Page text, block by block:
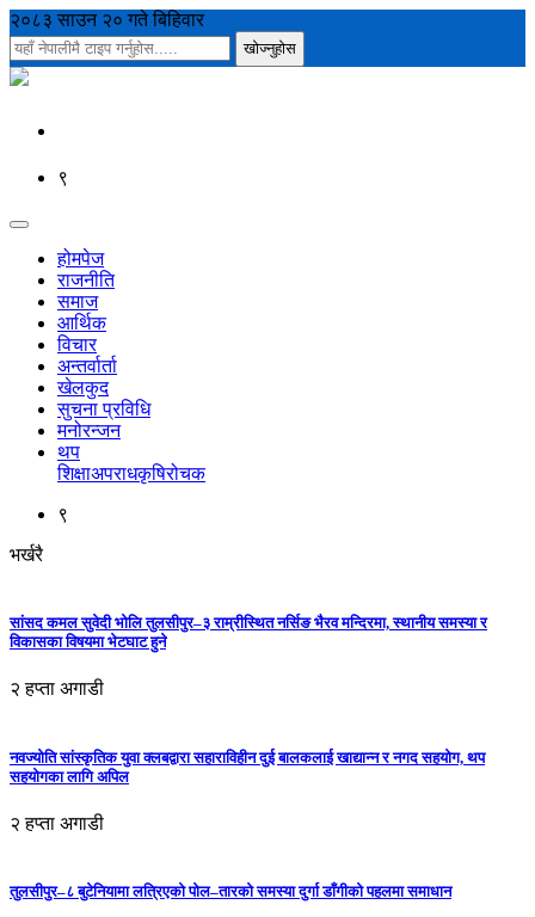
२०८३ साउन २० गते बिहिवार
९
होमपेज
राजनीति
समाज
आर्थिक
विचार
अन्तर्वार्ता
खेलकुद
सुचना प्रविधि
मनोरन्जन
थप
शिक्षाअपराधकृषिरोचक
९
भर्खरै
सांसद कमल सुवेदी भोलि तुलसीपुर–३ राम्रीस्थित नर्सिङ भैरव मन्दिरमा, स्थानीय समस्या र
विकासका विषयमा भेटघाट हुने
२ हप्ता अगाडी
नवज्योति सांस्कृतिक युवा क्लबद्वारा सहाराविहीन दुई बालकलाई खाद्यान्न र नगद सहयोग, थप
सहयोगका लागि अपिल
२ हप्ता अगाडी
तुलसीपुर–८ बुटेनियामा लत्रिएको पोल–तारको समस्या दुर्गा डाँगीको पहलमा समाधान